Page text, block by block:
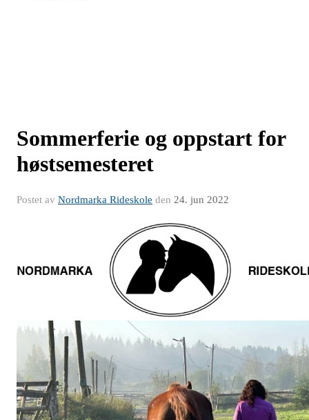
Sommerferie og oppstart for
høstsemesteret
Postet av Nordmarka Rideskole den 24. jun 2022